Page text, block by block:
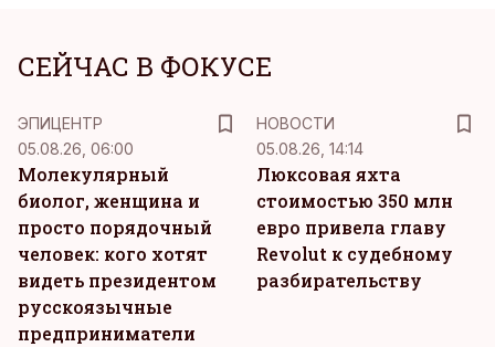
СЕЙЧАС В ФОКУСЕ
ЭПИЦЕНТР
05.08.26, 06:00
Молекулярный
биолог, женщина и
просто порядочный
человек: кого хотят
видеть президентом
русскоязычные
предприниматели
НОВОСТИ
05.08.26, 14:14
Люксовая яхта
стоимостью 350 млн
евро привела главу
Revolut к судебному
разбирательству